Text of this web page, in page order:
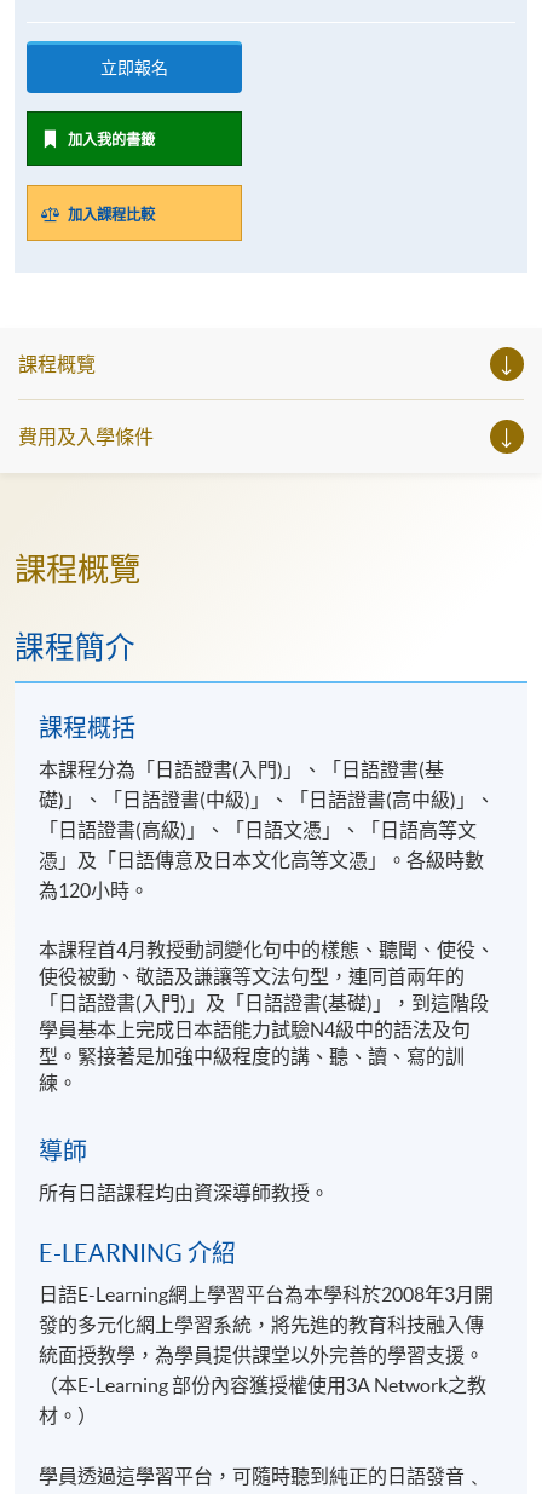
立即報名
加入我的書籤
加入課程比較
課程概覽
費用及入學條件
課程概覽
課程簡介
課程概括
本課程分為「日語證書(入門)」、「日語證書(基
礎)」、「日語證書(中級)」、「日語證書(高中級)」、
「日語證書(高級)」、「日語文憑」、「日語高等文
憑」及「日語傳意及日本文化高等文憑」。各級時數
為120小時。
本課程首4月教授動詞變化句中的樣態、聽聞、使役、
使役被動、敬語及謙讓等文法句型，連同首兩年的
「日語證書(入門)」及「日語證書(基礎)」，到這階段
學員基本上完成日本語能力試驗N4級中的語法及句
型。緊接著是加強中級程度的講、聽、讀、寫的訓
練。
導師
所有日語課程均由資深導師教授。
E-LEARNING 介紹
日語E-Learning網上學習平台為本學科於2008年3月開
發的多元化網上學習系統，將先進的教育科技融入傳
統面授教學，為學員提供課堂以外完善的學習支援。
（本E-Learning 部份內容獲授權使用3A Network之教
材。）
學員透過這學習平台，可隨時聽到純正的日語發音﹑